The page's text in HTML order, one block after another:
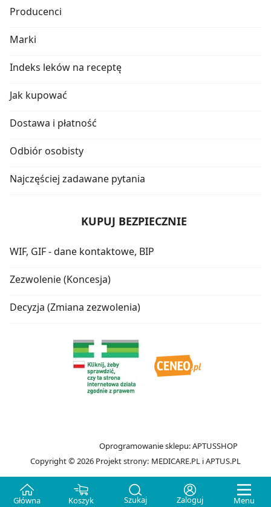
Główna Koszyk Szukaj Zaloguj Menu
Producenci
Marki
Indeks leków na receptę
Jak kupować
Dostawa i płatność
Odbiór osobisty
Najczęściej zadawane pytania
KUPUJ BEZPIECZNIE
WIF, GIF - dane kontaktowe, BIP
Zezwolenie (Koncesja)
Decyzja (Zmiana zezwolenia)
Copyright © 2026
Oprogramowanie sklepu:APTUSSHOP
Projekt strony: MEDICARE.PL iAPTUS.PL